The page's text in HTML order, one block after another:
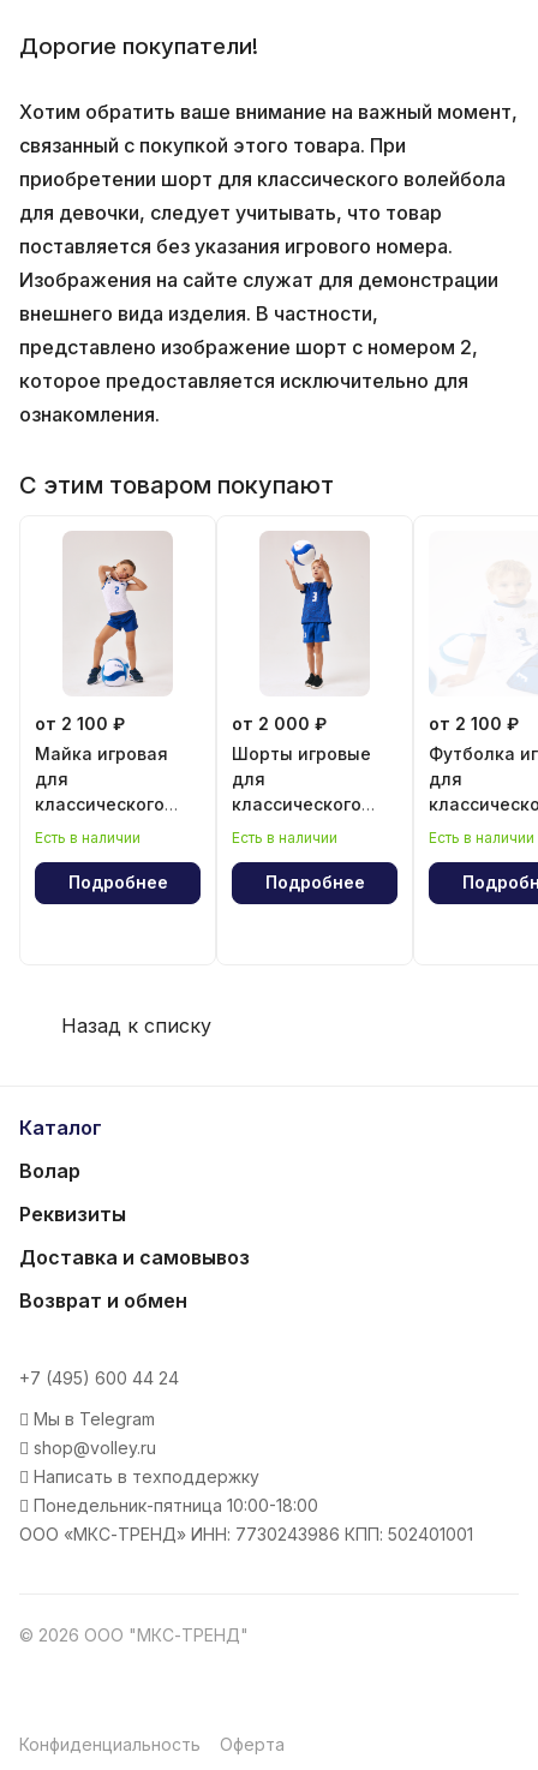
Дорогие покупатели!
Хотим обратить ваше внимание на важный момент,
связанный с покупкой этого товара. При
приобретении шорт для классического волейбола
для девочки, следует учитывать, что товар
поставляется без указания игрового номера.
Изображения на сайте служат для демонстрации
внешнего вида изделия. В частности,
представлено изображение шорт с номером 2,
которое предоставляется исключительно для
ознакомления.
С этим товаром покупают
от 2 100 ₽
Майка игровая
для
классического
волейбола для
Есть в наличии
Подробнее
от 2 000 ₽
Шорты игровые
для
классического
волейбола для
Есть в наличии
Подробнее
от 2 100 ₽
Футболка
для
волейбола
Есть в наличии
Назад к списку
Каталог
Волар
Реквизиты
Доставка и самовывоз
Возврат и обмен
+7 (495) 600 44 24
Мы в Telegram
shop@volley.ru
Написать в техподдержку
Понедельник-пятница 10:00-18:00
ООО «МКС-ТРЕНД» ИНН: 7730243986 КПП: 502401001
© 2026 ООО "МКС-ТРЕНД"
Конфиденциальность Оферта